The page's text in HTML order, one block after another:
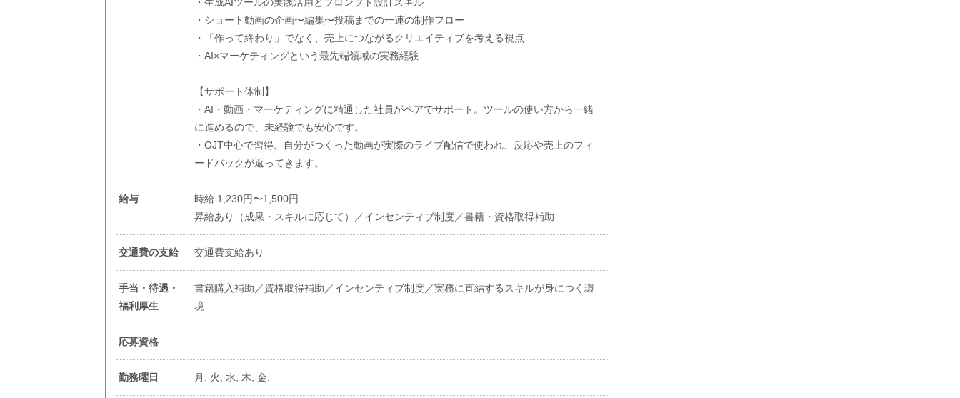
・ショート動画の企画〜編集〜投稿までの一連の制作フロー
・「作って終わり」でなく、売上につながるクリエイティブを考える視点
・AI×マーケティングという最先端領域の実務経験
【サポート体制】
・AI・動画・マーケティングに精通した社員がペアでサポート。ツールの使い方から一緒
に進めるので、未経験でも安心です。
・OJT中心で習得。自分がつくった動画が実際のライブ配信で使われ、反応や売上のフィ
ードバックが返ってきます。
給与
時給 1,230円〜1,500円
昇給あり（成果・スキルに応じて）／インセンティブ制度／書籍・資格取得補助
交通費の支給 交通費支給あり
手当・待遇・
福利厚生
書籍購入補助／資格取得補助／インセンティブ制度／実務に直結するスキルが身につく環
境
応募資格
勤務曜日 月, 火, 水, 木, 金,